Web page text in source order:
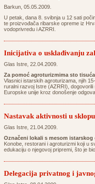
Barkun, 05.05.2009.
U petak, dana 8. svibnja u 12 sati
te proizvođača ribarske opreme iz
vodoprivredu i AZRRI.
Inicijativa o usklađivanju
Glas Istre, 22.04.2009.
Za pomoć agroturizmima sto
Vlasnici istarskih agroturizama, njih
ruralni razvoj Istre (AZRRI),
Europske unije kroz donošenje
Nastavak aktivnosti u
Glas Istre, 21.04.2009.
Označeni lokali s mesom istarskog
Konobe, restorani i agroturizmi koji u
edukaciju o njegovoj pripremi, što je
Delegacija privatnog i